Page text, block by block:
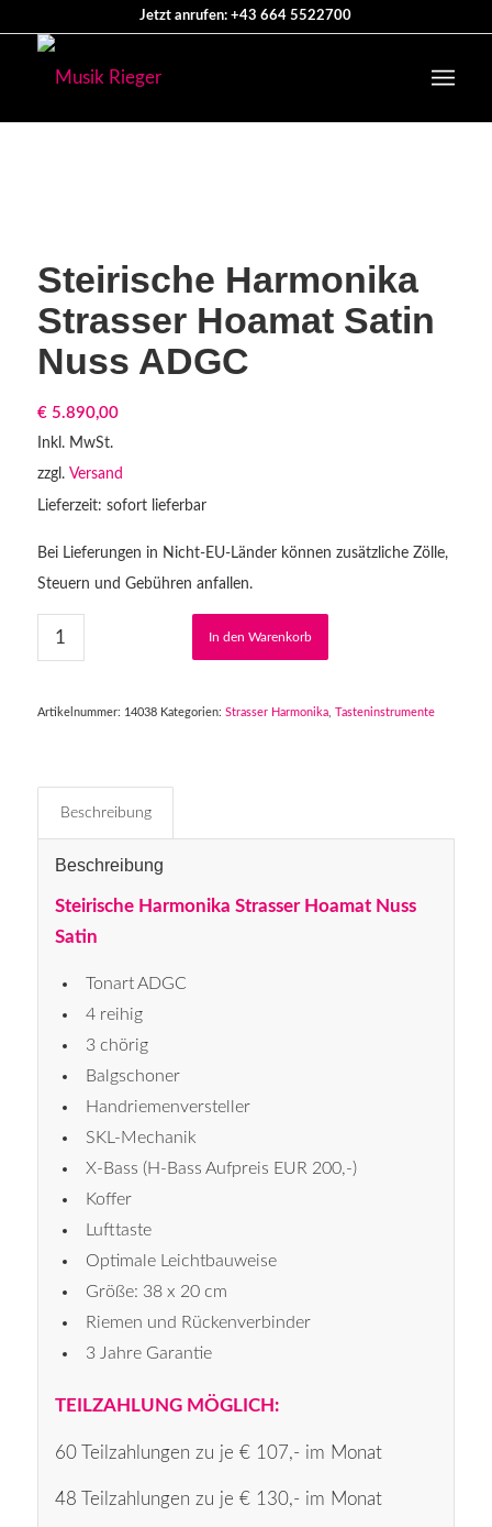
Jetzt anrufen: +43 664 5522700
Steirische Harmonika
Strasser Hoamat Satin
Nuss ADGC
€5.890,00
Inkl. MwSt.
zzgl. Versand
Lieferzeit: sofort lieferbar
Bei Lieferungen in Nicht-EU-Länder können zusätzliche Zölle,
Steuern und Gebühren anfallen.
In den Warenkorb
Artikelnummer: 14038 Kategorien: Strasser Harmonika, Tasteninstrumente
Beschreibung
Beschreibung
Steirische Harmonika Strasser Hoamat Nuss
Satin
Tonart ADGC
4 reihig
3 chörig
Balgschoner
Handriemenversteller
SKL-Mechanik
X-Bass (H-Bass Aufpreis EUR 200,-)
Koffer
Lufttaste
Optimale Leichtbauweise
Größe: 38 x 20 cm
Riemen und Rückenverbinder
3 Jahre Garantie
TEILZAHLUNG MÖGLICH:
60 Teilzahlungen zu je € 107,- im Monat
48 Teilzahlungen zu je € 130,- im Monat